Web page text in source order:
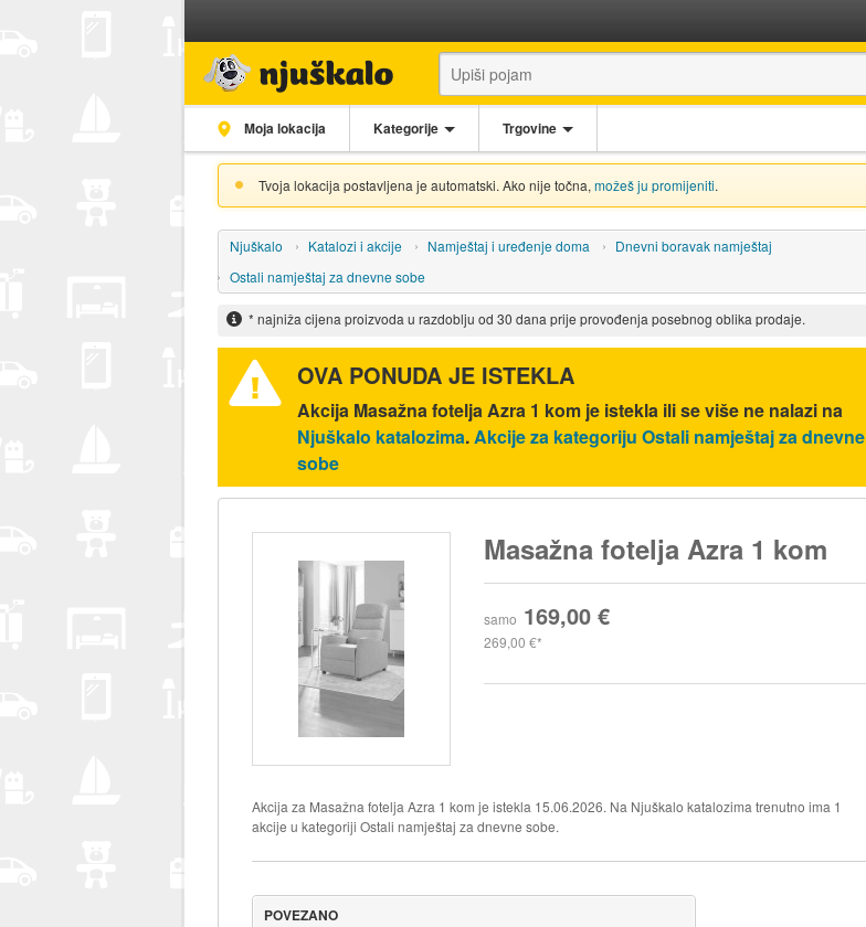
Moja lokacija Kategorije Trgovine
Tvoja lokacija postavljena je automatski. Ako nije točna, možeš ju promijeniti.
Njuškalo Katalozi i akcije Namještaj i uređenje doma
Dnevni boravak namještaj
Ostali namještaj za dnevne sobe
* najniža cijena proizvoda u razdoblju od 30 dana prije provođenja posebnog oblika prodaje.
OVA PONUDA JE ISTEKLA
Akcija Masažna fotelja Azra 1 kom je istekla ili se više ne nalazi na
Njuškalo katalozima. Akcije za kategoriju Ostali namještaj za dnevne
sobe
Masažna fotelja Azra 1 kom
samo 169,00 €
269,00 €
Akcija za Masažna fotelja Azra 1 kom je istekla 15.06.2026. Na Njuškalo katalozima trenutno ima 1
akcije u kategoriji Ostali namještaj za dnevne sobe.
POVEZANO